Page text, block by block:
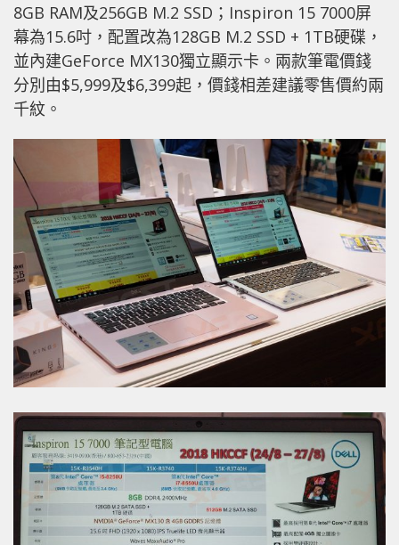
8GB RAM及256GB M.2 SSD；Inspiron 15 7000屏
幕為15.6吋，配置改為128GB M.2 SSD + 1TB硬碟，
並內建GeForce MX130獨立顯示卡。兩款筆電價錢
分別由$5,999及$6,399起，價錢相差建議零售價約兩
千紋。